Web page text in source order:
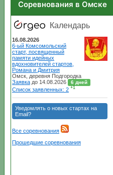
Соревнования в Омске